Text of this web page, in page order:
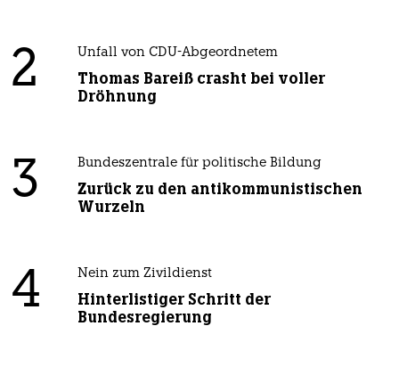
2 Unfall von CDU-Abgeordnetem
Thomas Bareiß crasht bei voller
Dröhnung
3 Bundeszentrale für politische Bildung
Zurück zu den antikommunistischen
Wurzeln
4 Nein zum Zivildienst
Hinterlistiger Schritt der
Bundesregierung